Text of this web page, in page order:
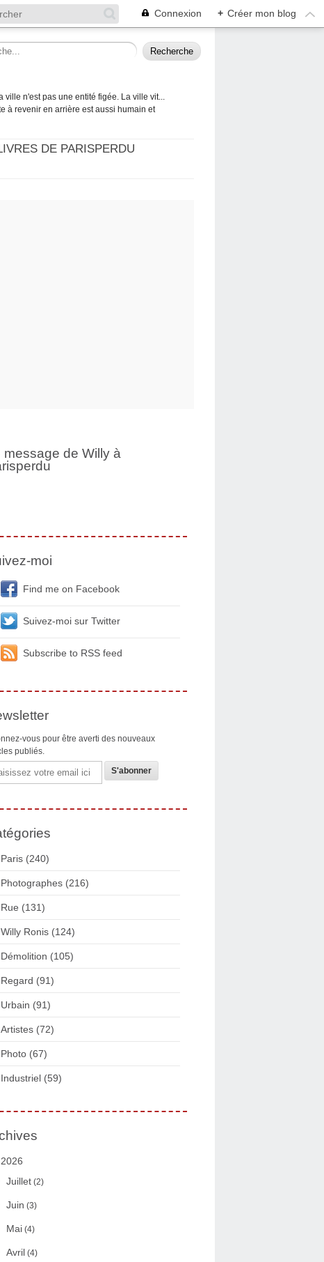
Connexion + Créer mon blog
n'est pas une entité figée. La ville vit...
à revenir en arrière est aussi humain et
DE PARISPERDU
message de Willy à
moi
Find me on Facebook
Suivez-moi sur Twitter
Subscribe to RSS feed
vous pour être averti des nouveaux
publiés.
Paris (240)
Photographes (216)
Rue (131)
Willy Ronis (124)
Démolition (105)
Regard (91)
Urbain (91)
Artistes (72)
Photo (67)
Industriel (59)
2026
Juillet (2)
Juin (3)
Mai (4)
Avril (4)